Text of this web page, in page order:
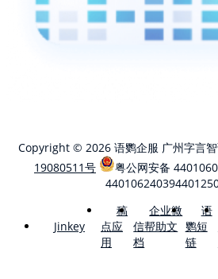
Copyright © 2026 语鹦企服 广州字言智
19080511号
粤公网安备
Jinkey
稿
点应
用
企业微
信帮助文
档
语
鹦短
链